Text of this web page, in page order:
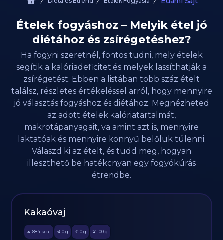
Ételek fogyáshoz – Melyik étel jó
diétához és zsírégetéshez?
Ha fogyni szeretnél, fontos tudni, mely ételek
segítik a kalóriadeficitet és melyek lassíthatják a
zsírégetést. Ebben a listában több száz ételt
találsz, részletes értékeléssel arról, hogy mennyire
jó választás fogyáshoz és diétához. Megnézheted
az adott ételek kalóriatartalmát,
makrotápanyagait, valamint azt is, mennyire
laktatóak és mennyire könnyű belőlük túlenni.
Válaszd ki az ételt, és tudd meg, hogyan
illeszthető be hatékonyan egy fogyókúrás
étrendbe.
Kakaóvaj
🔥 884 kcal 🥩 0 g 🥔 0g 🫒 100 g